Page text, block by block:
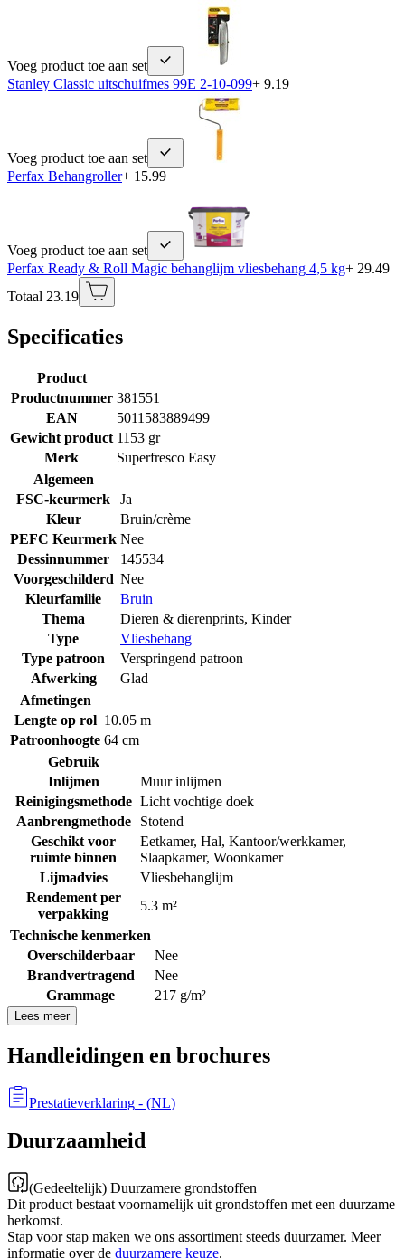
Voeg product toe aan set
Stanley Classic uitschuifmes 99E 2-10-099+ 9.19
Voeg product toe aan set
Perfax Behangroller+ 15.99
Voeg product toe aan set
Perfax Ready & Roll Magic behanglijm vliesbehang 4,5 kg+ 29.49
Totaal 23.19
Specificaties
Product
Productnummer 381551
EAN
5011583889499
Gewicht product 1153 gr
Merk
Superfresco Easy
Algemeen
FSC-keurmerk
Ja
Kleur
Bruin/crème
PEFC Keurmerk Nee
Dessinnummer
145534
Voorgeschilderd Nee
Kleurfamilie
Bruin
Thema
Dieren & dierenprints, Kinder
Type
Vliesbehang
Type patroon
Verspringend patroon
Afwerking
Glad
Afmetingen
Lengte op rol 10.05 m
Patroonhoogte 64 cm
Gebruik
Inlijmen
Muur inlijmen
Reinigingsmethode Licht vochtige doek
Aanbrengmethode
Stotend
Geschikt voor
ruimte binnen
Eetkamer, Hal, Kantoor/werkkamer,
Slaapkamer, Woonkamer
Lijmadvies
Vliesbehanglijm
Rendement per
verpakking
5.3 m²
Technische kenmerken
Overschilderbaar
Nee
Brandvertragend
Nee
Grammage
217 g/m²
Lees meer
Handleidingen en brochures
Prestatieverklaring - (NL)
Duurzaamheid
(Gedeeltelijk) Duurzamere grondstoffen
Dit product bestaat voornamelijk uit grondstoffen met een duurzame
herkomst.
Stap voor stap maken we ons assortiment steeds duurzamer. Meer
informatie over de duurzamere keuze.